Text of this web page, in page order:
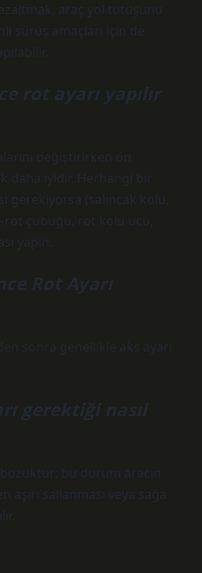
araç yol tutuşunu
sürüş amaçları için de
rot ayarı yapılır
değiştirirken ön
daha iyidir. Herhangi bir
gerekiyorsa (salıncak kolu,
rot çubuğu, rot kolu ucu,
yapın.
Rot Ayarı
sonra genellikle aks ayarı
gerektiği nasıl
bu durum aracın
aşırı sallanması veya sağa